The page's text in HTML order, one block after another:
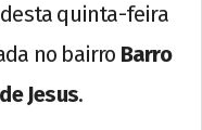
quinta-feira
no bairro Barro
Jesus.